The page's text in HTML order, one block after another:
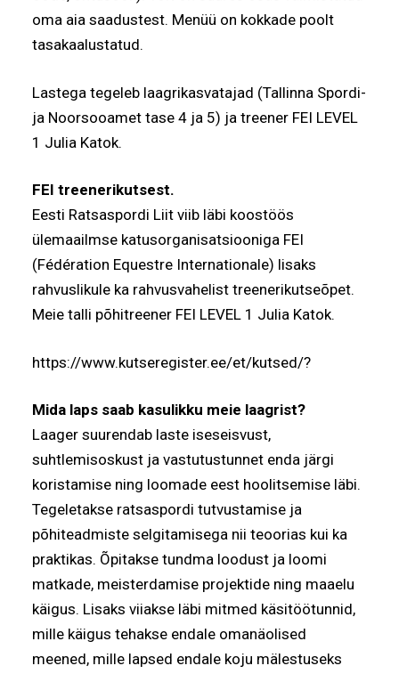
oma aia saadustest. Menüü on kokkade poolt
tasakaalustatud.
Lastega tegeleb laagrikasvatajad (Tallinna Spordi-
ja Noorsooamet tase 4 ja 5) ja treener FEI LEVEL
1 Julia Katok.
FEI treenerikutsest.
Eesti Ratsaspordi Liit viib läbi koostöös
ülemaailmse katusorganisatsiooniga FEI
(Fédération Equestre Internationale) lisaks
rahvuslikule ka rahvusvahelist treenerikutseõpet.
Meie talli põhitreener FEI LEVEL 1 Julia Katok.
https://www.kutseregister.ee/et/kutsed/?
Mida laps saab kasulikku meie laagrist?
Laager suurendab laste iseseisvust,
suhtlemisoskust ja vastutustunnet enda järgi
koristamise ning loomade eest hoolitsemise läbi.
Tegeletakse ratsaspordi tutvustamise ja
põhiteadmiste selgitamisega nii teoorias kui ka
praktikas. Õpitakse tundma loodust ja loomi
matkade, meisterdamise projektide ning maaelu
käigus. Lisaks viiakse läbi mitmed käsitöötunnid,
mille käigus tehakse endale omanäolised
meened, mille lapsed endale koju mälestuseks